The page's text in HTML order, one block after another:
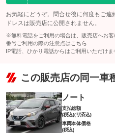
お気軽にどうぞ。問合せ後に何度もご
ドレスは販売店に公開されません。
※無料電話をご利用の場合は、販売店へお
番号ご利用の際の注意点は こちら
IP電話、ひかり電話からはご利用いただけま
この販売店の同一車
ノート
支払総額
(税込)(リ済込)
車両本体価格
(税込)